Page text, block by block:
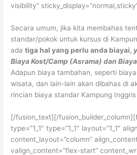
visibility”
Secara umum, jika kita membahas
standar/pokok untuk kursus di
adatiga hal yang perlu anda biayai,
Biaya Kost/Camp (Asrama) dan
Adapun biaya tambahan, seperti
wisata, dan lain-lain akan dibahas di
rincian biaya standar Kampung Inggris
[/fusion_text][/
type=”1_1″ type=”1_1″ layout=”1_1″
content_layout=”column”
valign_content=”flex-start”